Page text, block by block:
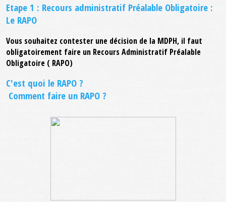
Etape 1 : Recours administratif Préalable Obligatoire :
Le RAPO
Vous souhaitez contester une décision de la MDPH, il faut
obligatoirement faire un Recours Administratif Préalable
Obligatoire ( RAPO)
C'est quoi le RAPO ?
Comment faire un RAPO ?